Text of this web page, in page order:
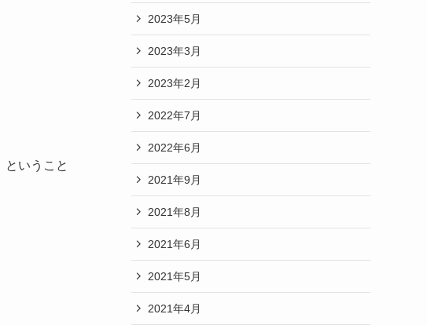
ということ
2023年5月
2023年3月
2023年2月
2022年7月
2022年6月
2021年9月
2021年8月
2021年6月
2021年5月
2021年4月